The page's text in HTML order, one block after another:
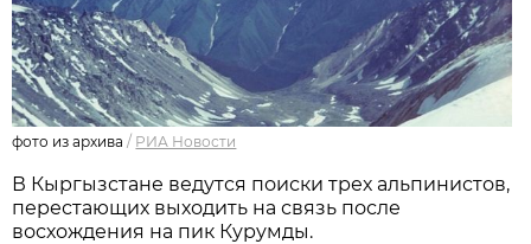
фото из архива / РИА Новости
В Кыргызстане ведутся поиски трех альпинистов,
перестающих выходить на связь после
восхождения на пик Курумды.